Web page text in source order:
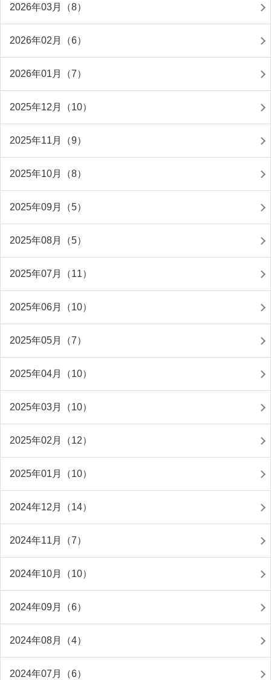
2026年03月（8）
2026年02月（6）
2026年01月（7）
2025年12月（10）
2025年11月（9）
2025年10月（8）
2025年09月（5）
2025年08月（5）
2025年07月（11）
2025年06月（10）
2025年05月（7）
2025年04月（10）
2025年03月（10）
2025年02月（12）
2025年01月（10）
2024年12月（14）
2024年11月（7）
2024年10月（10）
2024年09月（6）
2024年08月（4）
2024年07月（6）